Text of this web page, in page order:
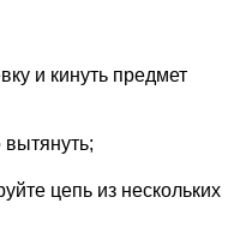
и кинуть предмет
цепь из нескольких